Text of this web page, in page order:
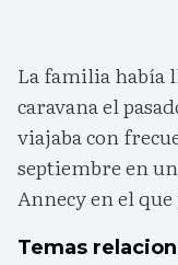
La familia había
caravana el
viajaba con
septiembre en
Annecy en el que
Temas